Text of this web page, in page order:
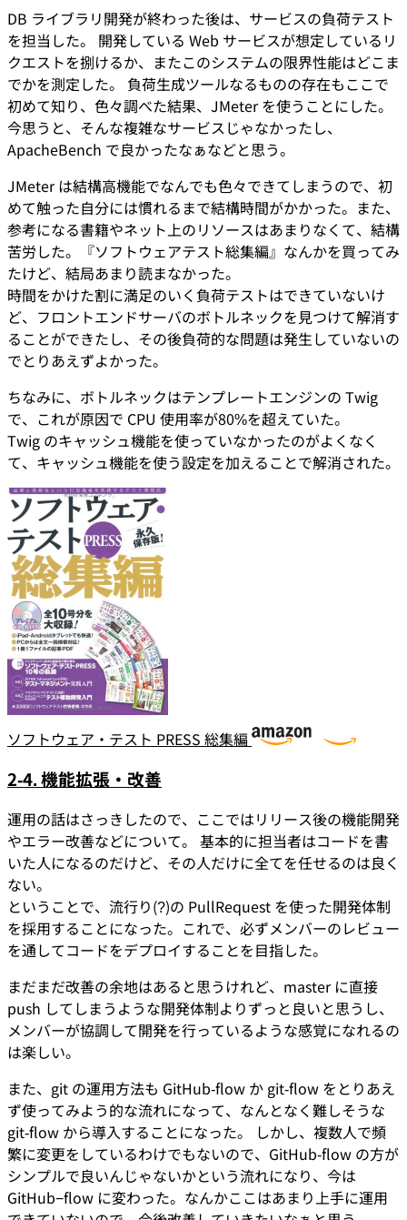
DB ライブラリ開発が終わった後は、サービスの負荷テスト
を担当した。 開発している Web サービスが想定しているリ
クエストを捌けるか、またこのシステムの限界性能はどこま
でかを測定した。 負荷生成ツールなるものの存在もここで
初めて知り、色々調べた結果、JMeter を使うことにした。
今思うと、そんな複雑なサービスじゃなかったし、
ApacheBench で良かったなぁなどと思う。
JMeter は結構高機能でなんでも色々できてしまうので、初
めて触った自分には慣れるまで結構時間がかかった。また、
参考になる書籍やネット上のリソースはあまりなくて、結構
苦労した。『ソフトウェアテスト総集編』なんかを買ってみ
たけど、結局あまり読まなかった。
時間をかけた割に満足のいく負荷テストはできていないけ
ど、フロントエンドサーバのボトルネックを見つけて解消す
ることができたし、その後負荷的な問題は発生していないの
でとりあえずよかった。
ちなみに、ボトルネックはテンプレートエンジンの Twig
で、これが原因で CPU 使用率が80%を超えていた。
Twig のキャッシュ機能を使っていなかったのがよくなく
て、キャッシュ機能を使う設定を加えることで解消された。
ソフトウェア・テスト PRESS 総集編
2-4. 機能拡張・改善
運用の話はさっきしたので、ここではリリース後の機能開発
やエラー改善などについて。 基本的に担当者はコードを書
いた人になるのだけど、その人だけに全てを任せるのは良く
ない。
ということで、流行り(?)の PullRequest を使った開発体制
を採用することになった。これで、必ずメンバーのレビュー
を通してコードをデプロイすることを目指した。
まだまだ改善の余地はあると思うけれど、master に直接
push してしまうような開発体制よりずっと良いと思うし、
メンバーが協調して開発を行っているような感覚になれるの
は楽しい。
また、git の運用方法も GitHub-flow か git-flow をとりあえ
ず使ってみよう的な流れになって、なんとなく難しそうな
git-flow から導入することになった。 しかし、複数人で頻
繁に変更をしているわけでもないので、GitHub-flow の方が
シンプルで良いんじゃないかという流れになり、今は
GitHub−flow に変わった。なんかここはあまり上手に運用